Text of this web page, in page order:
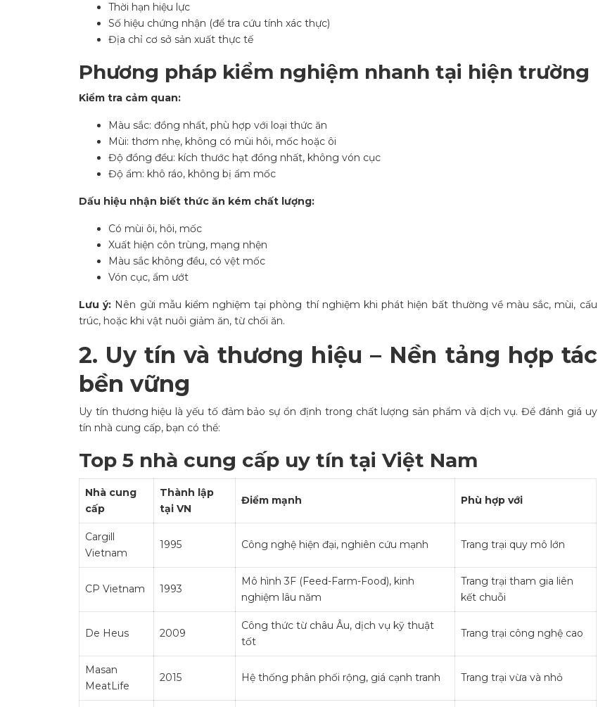
Thời hạn hiệu lực
Số hiệu chứng nhận (để tra cứu tính xác thực)
Địa chỉ cơ sở sản xuất thực tế
Phương pháp kiểm nghiệm nhanh tại hiện trường
Kiểm tra cảm quan:
Màu sắc: đồng nhất, phù hợp với loại thức ăn
Mùi: thơm nhẹ, không có mùi hôi, mốc hoặc ôi
Độ đồng đều: kích thước hạt đồng nhất, không vón cục
Độ ẩm: khô ráo, không bị ẩm mốc
Dấu hiệu nhận biết thức ăn kém chất lượng:
Có mùi ôi, hôi, mốc
Xuất hiện côn trùng, mạng nhện
Màu sắc không đều, có vệt mốc
Vón cục, ẩm ướt
Lưu ý: Nên gửi mẫu kiểm nghiệm tại phòng thí nghiệm khi phát hiện bất thường về màu sắc, mùi, cấu
trúc, hoặc khi vật nuôi giảm ăn, từ chối ăn.
2. Uy tín và thương hiệu – Nền tảng hợp tác
bền vững
Uy tín thương hiệu là yếu tố đảm bảo sự ổn định trong chất lượng sản phẩm và dịch vụ. Để đánh giá uy
tín nhà cung cấp, bạn có thể:
Top 5 nhà cung cấp uy tín tại Việt Nam
Nhà cung
cấp
Thành lập
tại VN
Điểm mạnh Phù hợp với
Cargill
Vietnam
1995 Công nghệ hiện đại, nghiên cứu mạnh Trang trại quy mô lớn
CP Vietnam 1993
Mô hình 3F (Feed-Farm-Food), kinh
nghiệm lâu năm
Trang trại tham gia liên
kết chuỗi
De Heus 2009
Công thức từ châu Âu, dịch vụ kỹ thuật
tốt
Trang trại công nghệ cao
Masan
MeatLife
2015 Hệ thống phân phối rộng, giá cạnh tranh Trang trại vừa và nhỏ